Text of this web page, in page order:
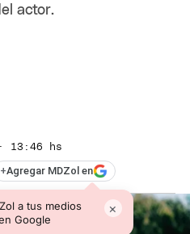
actor.
13:46 hs
+Agregar MDZol en
a tus medios
Google
×